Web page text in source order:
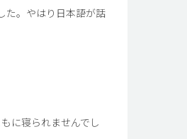
た。やはり日本語が話
に寝られませんでし